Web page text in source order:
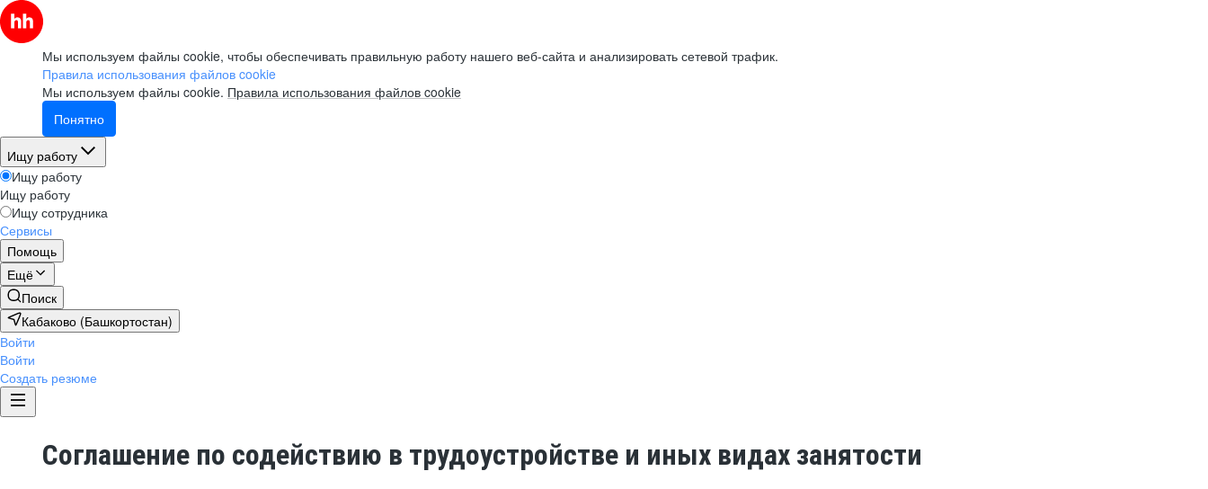
Мы используем файлы cookie, чтобы обеспечивать правильную работу нашего веб-сайта и анализировать сетевой трафик.
Правила использования файлов cookie
Мы используем файлы cookie. Правила использования файлов cookie
Понятно
Ищу работу
Ищу работу
Ищу работу
Ищу сотрудника
Сервисы
Помощь
Ещё
Поиск
Кабаково (Башкортостан)
Войти
Войти
Создать резюме
Соглашение по содействию в трудоустройстве и иных видах занятости